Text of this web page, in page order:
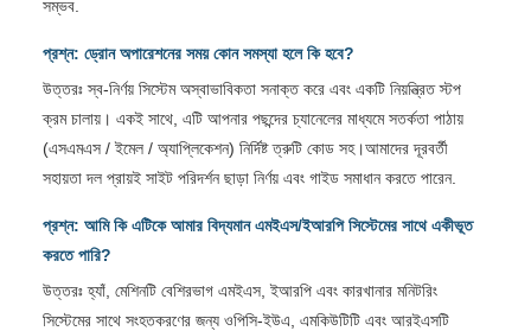
সম্ভব.
প্রশ্ন: ড্রোন অপারেশনের সময় কোন সমস্যা হলে কি হবে?
উত্তরঃ স্ব-নির্ণয় সিস্টেম অস্বাভাবিকতা সনাক্ত করে এবং একটি নিয়ন্ত্রিত স্টপ
ক্রম চালায়। একই সাথে, এটি আপনার পছন্দের চ্যানেলের মাধ্যমে সতর্কতা পাঠায়
(এসএমএস / ইমেল / অ্যাপ্লিকেশন) নির্দিষ্ট ত্রুটি কোড সহ।আমাদের দূরবর্তী
সহায়তা দল প্রায়ই সাইট পরিদর্শন ছাড়া নির্ণয় এবং গাইড সমাধান করতে পারেন.
প্রশ্ন: আমি কি এটিকে আমার বিদ্যমান এমইএস/ইআরপি সিস্টেমের সাথে একীভূত
করতে পারি?
উত্তরঃ হ্যাঁ, মেশিনটি বেশিরভাগ এমইএস, ইআরপি এবং কারখানার মনিটরিং
সিস্টেমের সাথে সংহতকরণের জন্য ওপিসি-ইউএ, এমকিউটিটি এবং আরইএসটি